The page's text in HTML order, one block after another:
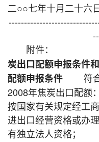
二○○七年十月二十六
附
炭出口配额申报条
配额申报条件 符合
2008年焦炭出口
按国家有关规定经工
进出口经营资格或办
有独立法人资格；